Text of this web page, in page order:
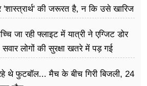
की जरूरत है, न कि उसे खारिज
जा रही फ्लाइट में यात्री ने एग्जिट डोर
लोगों की सुरक्षा खतरे में पड़ गई
थे फुटबॉल... मैच के बीच गिरी बिजली, 24